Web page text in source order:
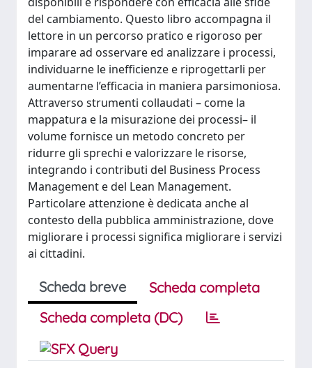
del cambiamento. Questo libro accompagna il
lettore in un percorso pratico e rigoroso per
imparare ad osservare ed analizzare i processi,
individuarne le inefficienze e riprogettarli per
aumentarne l’efficacia in maniera parsimoniosa.
Attraverso strumenti collaudati – come la
mappatura e la misurazione dei processi– il
volume fornisce un metodo concreto per
ridurre gli sprechi e valorizzare le risorse,
integrando i contributi del Business Process
Management e del Lean Management.
Particolare attenzione è dedicata anche al
contesto della pubblica amministrazione, dove
migliorare i processi significa migliorare i servizi
ai cittadini.
Scheda breve
Scheda completa
Scheda completa (DC)